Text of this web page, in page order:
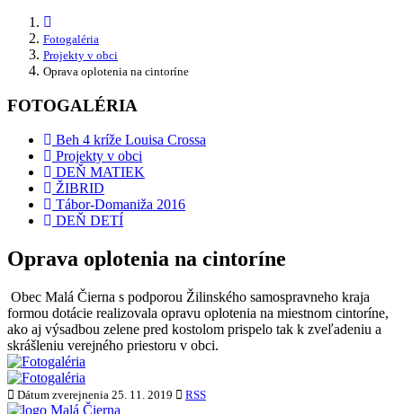
Fotogaléria
Projekty v obci
Oprava oplotenia na cintoríne
FOTOGALÉRIA
Beh 4 kríže Louisa Crossa
Projekty v obci
DEŇ MATIEK
ŽIBRID
Tábor-Domaniža 2016
DEŇ DETÍ
Oprava oplotenia na cintoríne
Obec Malá Čierna s podporou Žilinského samospravneho kraja
formou dotácie realizovala opravu oplotenia na miestnom cintoríne,
ako aj výsadbou zelene pred kostolom prispelo tak k zveľadeniu a
skrášleniu verejného priestoru v obci.
Dátum zverejnenia 25. 11. 2019 RSS